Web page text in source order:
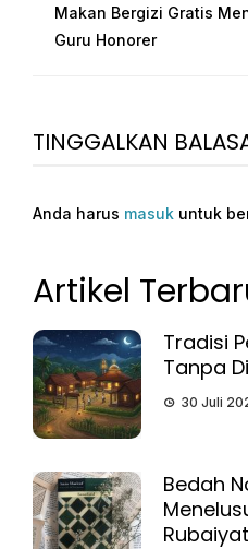
Makan Bergizi Gratis
Guru Honorer
TINGGALKAN
Anda harus masuk untuk
Artikel
Tradisi
Tanpa
30 Juli
Bedah